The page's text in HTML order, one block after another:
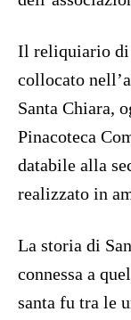
Il reliquiario di
collocato
Santa Chiara,
Pinacoteca
databile alla
realizzato in
La storia di
connessa a
santa fu tra le